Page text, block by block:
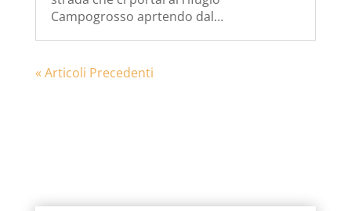
Campogrosso aprtendo dal…
« Articoli Precedenti